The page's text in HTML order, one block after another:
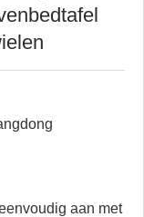
aan met